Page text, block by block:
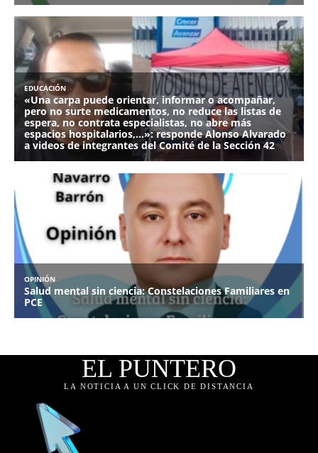
EL PUNTERO
LA NOTICIA A UN CLICK DE DISTANCIA